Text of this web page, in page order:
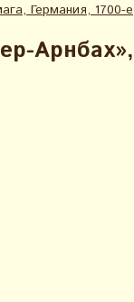
Германия, 1700-е
Арнбах»,